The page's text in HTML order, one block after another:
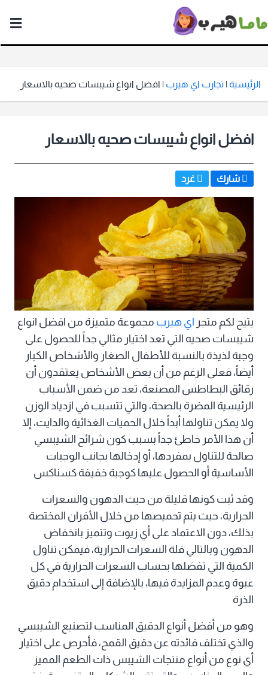
الرئيسية | تجارب اي هيرب | افضل انواع شيبسات صحيه بالاسعار
افضل انواع شيبسات صحيه بالاسعار
شارك غرد
يتيح لكم متجر اي هيرب مجموعة متميزة من افضل انواع
شيبسات صحيه التي تعد اختيار مثالي جداً للحصول على
وجبة لذيذة بالنسبة للأطفال الصغار والأشخاص الكبار
أيضاً، فعلى الرغم من أن بعض الأشخاص يعتقدون أن
رقائق البطاطس المصنعة، تعد من ضمن الأسباب
الرئيسية المضرة بالصحة، والتي تتسبب في ازدياد الوزن
ولا يمكن تناولها أبداً خلال الحميات الغذائية والدايت، إلا
أن هذا الأمر خاطئ جداً بسبب كون شرائح الشيبسي
صالحة للتناول بمفردها، أو إدخالها بجانب الوجبات
الأساسية أو الحصول عليها كوجبة خفيفة كسناكس
وقد ثبت كونها قليلة من حيث الدهون والسعرات
الحرارية، حيث يتم تحميصها من خلال الأفران المختصة
بذلك، دون الاعتماد على أي زيوت وتتميز بانخفاض
الدهون وبالتالي قلة السعرات الحرارية، فيمكن تناول
الكمية التي تفضلها بحساب السعرات الحرارية في كل
عبوة وعدم المزايدة فيها، بالإضافة إلى استخدام دقيق
الذرة
وهو من أفضل أنواع الدقيق المناسب لتصنيع الشيبسي
والذي تختلف فائدته عن دقيق القمح، فأحرص على اختيار
أي نوع من أنواع منتجات الشيبس ذات الطعم المميز